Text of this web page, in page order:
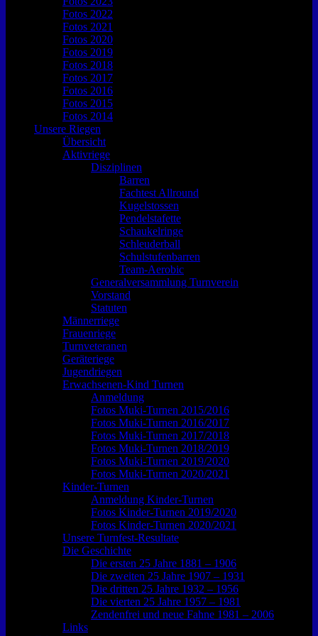
Fotos 2022
Fotos 2021
Fotos 2020
Fotos 2019
Fotos 2018
Fotos 2017
Fotos 2016
Fotos 2015
Fotos 2014
Unsere Riegen
Übersicht
Aktivriege
Disziplinen
Barren
Fachtest Allround
Kugelstossen
Pendelstafette
Schaukelringe
Schleuderball
Schulstufenbarren
Team-Aerobic
Generalversammlung Turnverein
Vorstand
Statuten
Männerriege
Frauenriege
Turnveteranen
Geräteriege
Jugendriegen
Erwachsenen-Kind Turnen
Anmeldung
Fotos Muki-Turnen 2015/2016
Fotos Muki-Turnen 2016/2017
Fotos Muki-Turnen 2017/2018
Fotos Muki-Turnen 2018/2019
Fotos Muki-Turnen 2019/2020
Fotos Muki-Turnen 2020/2021
Kinder-Turnen
Anmeldung Kinder-Turnen
Fotos Kinder-Turnen 2019/2020
Fotos Kinder-Turnen 2020/2021
Unsere Turnfest-Resultate
Die Geschichte
Die ersten 25 Jahre 1881 – 1906
Die zweiten 25 Jahre 1907 – 1931
Die dritten 25 Jahre 1932 – 1956
Die vierten 25 Jahre 1957 – 1981
Zendenfrei und neue Fahne 1981 – 2006
Links